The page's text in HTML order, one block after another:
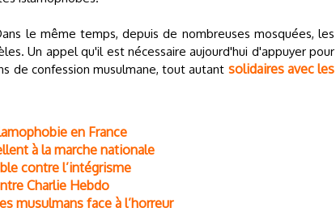
le même temps, depuis de nombreuses mosquées, les
Un appel qu'il est nécessaire aujourd'hui d'appuyer pour
de confession musulmane, tout autant solidaires avec les
en France
à la marche nationale
contre l’intégrisme
Charlie Hebdo
musulmans face à l’horreur